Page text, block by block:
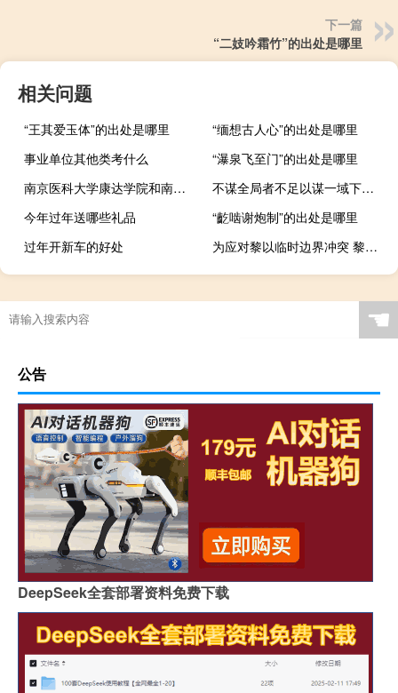
下一篇
“二妓吟霜竹”的出处是哪里
相关问题
“王其爱玉体”的出处是哪里
“缅想古人心”的出处是哪里
事业单位其他类考什么
“瀑泉飞至门”的出处是哪里
南京医科大学康达学院和南京师范大学中北学院的专业对比
不谋全局者不足以谋一域下一句是什么（不谋全局者不足以谋一域出自哪里）
今年过年送哪些礼品
“齕啮谢炮制”的出处是哪里
过年开新车的好处
为应对黎以临时边界冲突 黎巴嫩政府制订紧急计划
☚
公告
DeepSeek全套部署资料免费下载